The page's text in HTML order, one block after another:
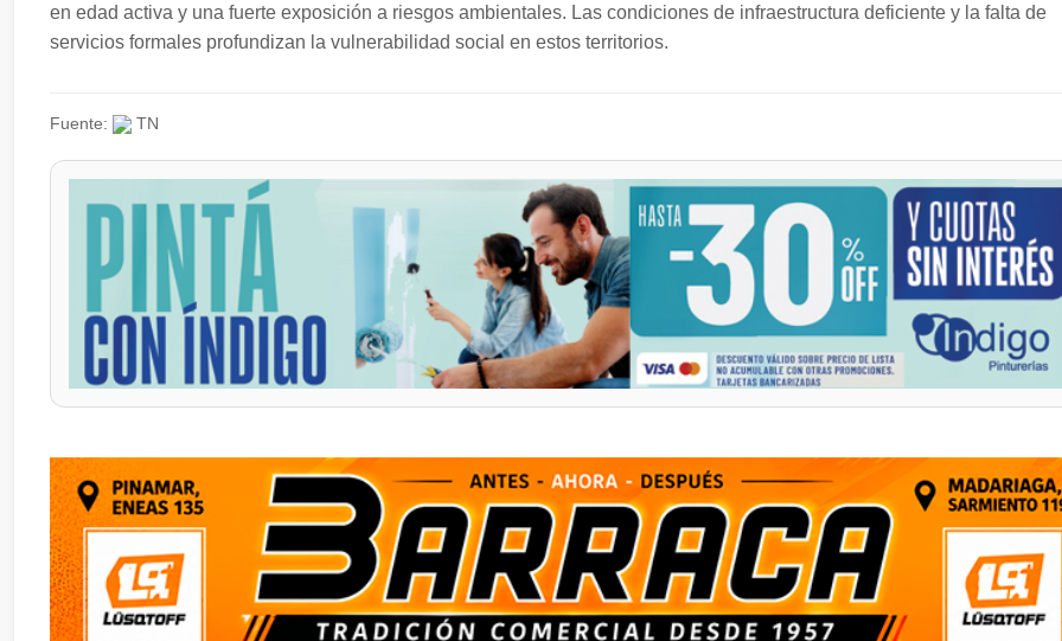
en edad activa y una fuerte exposición a riesgos ambientales. Las condiciones de infraestructura deficiente y la falta de
servicios formales profundizan la vulnerabilidad social en estos territorios.
Fuente: TN